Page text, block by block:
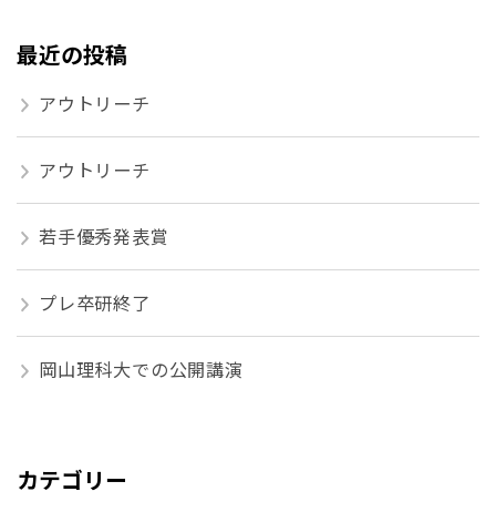
最近の投稿
アウトリーチ
アウトリーチ
若手優秀発表賞
プレ卒研終了
岡山理科大での公開講演
カテゴリー